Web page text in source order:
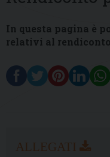
In questa pagina è
relativi al